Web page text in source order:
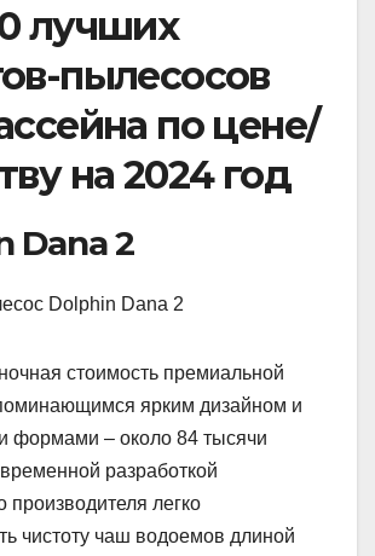
лучших
пылесосов
по цене/
на 2024 год
Dana 2
стоимость премиальной
ярким дизайном и
формами – около 84 тысячи
разработкой
производителя легко
чистоту чаш водоемов длиной